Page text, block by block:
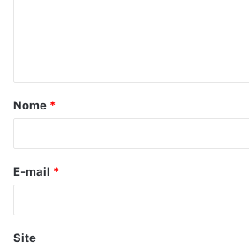
“Eu olho também a previsão do
á
r
*
Nome *
E-mail *
Site